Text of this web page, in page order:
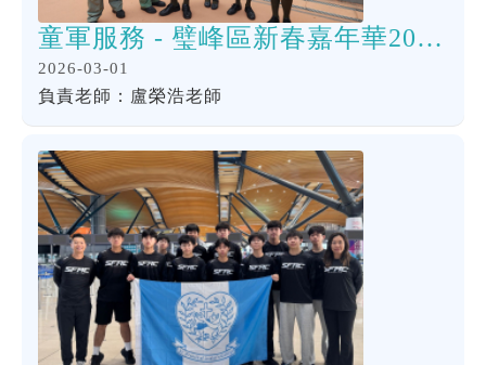
童軍服務 - 璧峰區新春嘉年華2026 暨 璧峰第七旅成立55 周年旅慶活動啟動禮
2026-03-01
負責老師：盧榮浩老師